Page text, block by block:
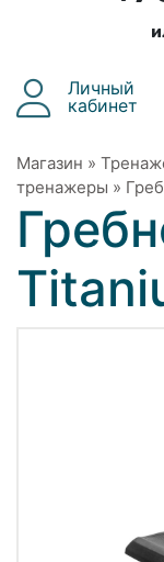
Личный
кабинет
Магазин »
тренажеры »